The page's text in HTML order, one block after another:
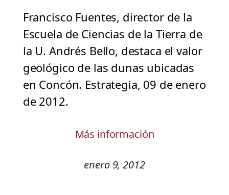
Francisco Fuentes, director de la
Escuela de Ciencias de la Tierra de
la U. Andrés Bello, destaca el valor
geológico de las dunas ubicadas
en Concón. Estrategia, 09 de enero
de 2012.
Más información
enero 9, 2012